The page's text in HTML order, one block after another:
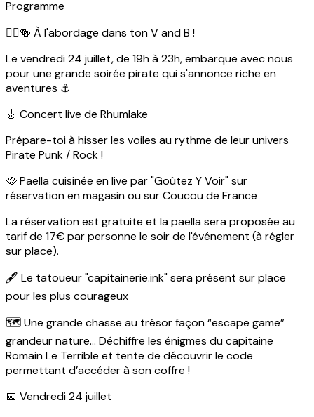
Programme
🏴‍☠️🍻 À l'abordage dans ton V and B !
Le vendredi 24 juillet, de 19h à 23h, embarque avec nous
pour une grande soirée pirate qui s'annonce riche en
aventures ⚓
🎸 Concert live de Rhumlake
Prépare-toi à hisser les voiles au rythme de leur univers
Pirate Punk / Rock !
🥘 Paella cuisinée en live par "Goûtez Y Voir" sur
réservation en magasin ou sur Coucou de France
La réservation est gratuite et la paella sera proposée au
tarif de 17€ par personne le soir de l'événement (à régler
sur place).
🖋️ Le tatoueur "capitainerie.ink" sera présent sur place
pour les plus courageux
🗺️ Une grande chasse au trésor façon “escape game”
grandeur nature... Déchiffre les énigmes du capitaine
Romain Le Terrible et tente de découvrir le code
permettant d’accéder à son coffre !
📅 Vendredi 24 juillet